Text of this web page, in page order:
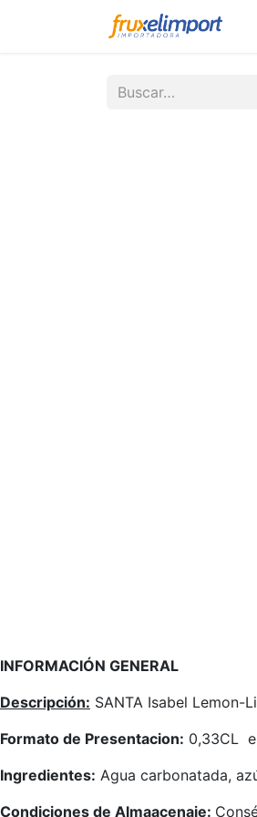
INFORMACIÓN GENERAL
Descripción: SANTA Isabel Lemon-
Formato de Presentacion: 0,33CL
Ingredientes: Agua carbonatada,
Condiciones de Almaacenaje: